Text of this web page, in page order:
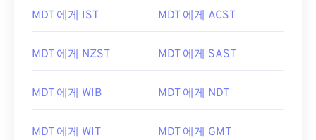
MDT 에게 IST MDT 에게 ACST
MDT 에게 NZST MDT 에게 SAST
MDT 에게 WIB MDT 에게 NDT
MDT 에게 WIT MDT 에게 GMT